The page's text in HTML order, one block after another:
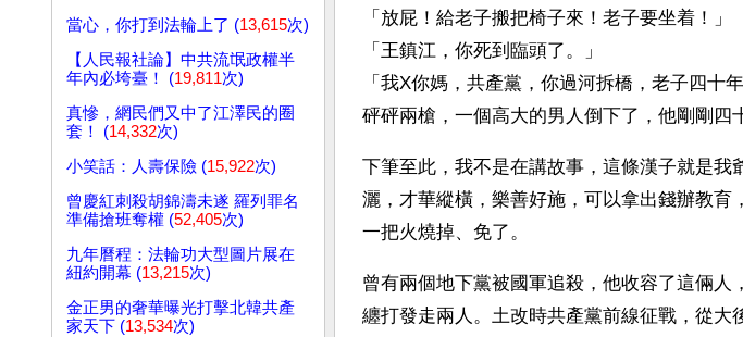
當心，你打到法輪上了 (13,615次)
【人民報社論】中共流氓政權半
年內必垮臺！ (19,811次)
真慘，網民們又中了江澤民的圈
套！ (14,332次)
小笑話：人壽保險 (15,922次)
曾慶紅刺殺胡錦濤未遂 羅列罪名
準備搶班奪權 (52,405次)
九年曆程：法輪功大型圖片展在
紐約開幕 (13,215次)
金正男的奢華曝光打擊北韓共產
家天下 (13,534次)
「放屁！給老子搬把椅子來！老子要坐着！」
「王鎮江，你死到臨頭了。」
「我X你媽，共產黨，你過河拆橋，老子四十
砰砰兩槍，一個高大的男人倒下了，他剛剛四
下筆至此，我不是在講故事，這條漢子就是
灑，才華縱橫，樂善好施，可以拿出錢辦教
一把火燒掉、免了。
曾有兩個地下黨被國軍追殺，他收容了這倆
纏打發走兩人。土改時共產黨前線征戰，從